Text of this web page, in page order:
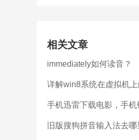
相关文章
immediately如何读音？
详解win8系统在虚拟机上
手机迅雷下载电影，手
旧版搜狗拼音输入法去哪